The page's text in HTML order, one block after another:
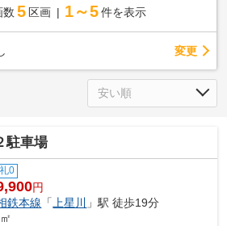
数 5 区画 1～5 件を表示
変更
駐車場
礼0
円
鉄本線 「上星川
」駅 徒歩19分